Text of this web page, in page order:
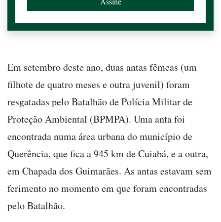
Em setembro deste ano, duas antas fêmeas (um
filhote de quatro meses e outra juvenil) foram
resgatadas pelo Batalhão de Polícia Militar de
Proteção Ambiental (BPMPA). Uma anta foi
encontrada numa área urbana do município de
Querência, que fica a 945 km de Cuiabá, e a outra,
em Chapada dos Guimarães. As antas estavam sem
ferimento no momento em que foram encontradas
pelo Batalhão.